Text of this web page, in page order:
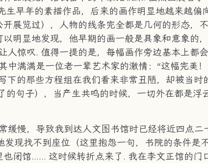
生早年的素描作品，后来的画作明显地越来越偏
展览过），人物的线条完全都是几何的形态，
明显地发现，他早期的画一般是具象和意象的
人惊叹. 值得一提的是，每幅画作旁边基本上都
满满是一位老一辈艺术家的激情：“这幅完美
下的那些方程组在我们看来非常丑陋，却被当时
的句子），当产生共鸣的时候，一切外在都是浮
缓慢，导致我到达人文图书馆时已经将近四点二
发现找不到座位（这里抱怨一句，书院的条件是
闭馆…… 这时候转折点来了. 我在李文正馆的门